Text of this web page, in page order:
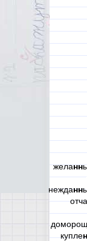
желанн
нежданн
купле